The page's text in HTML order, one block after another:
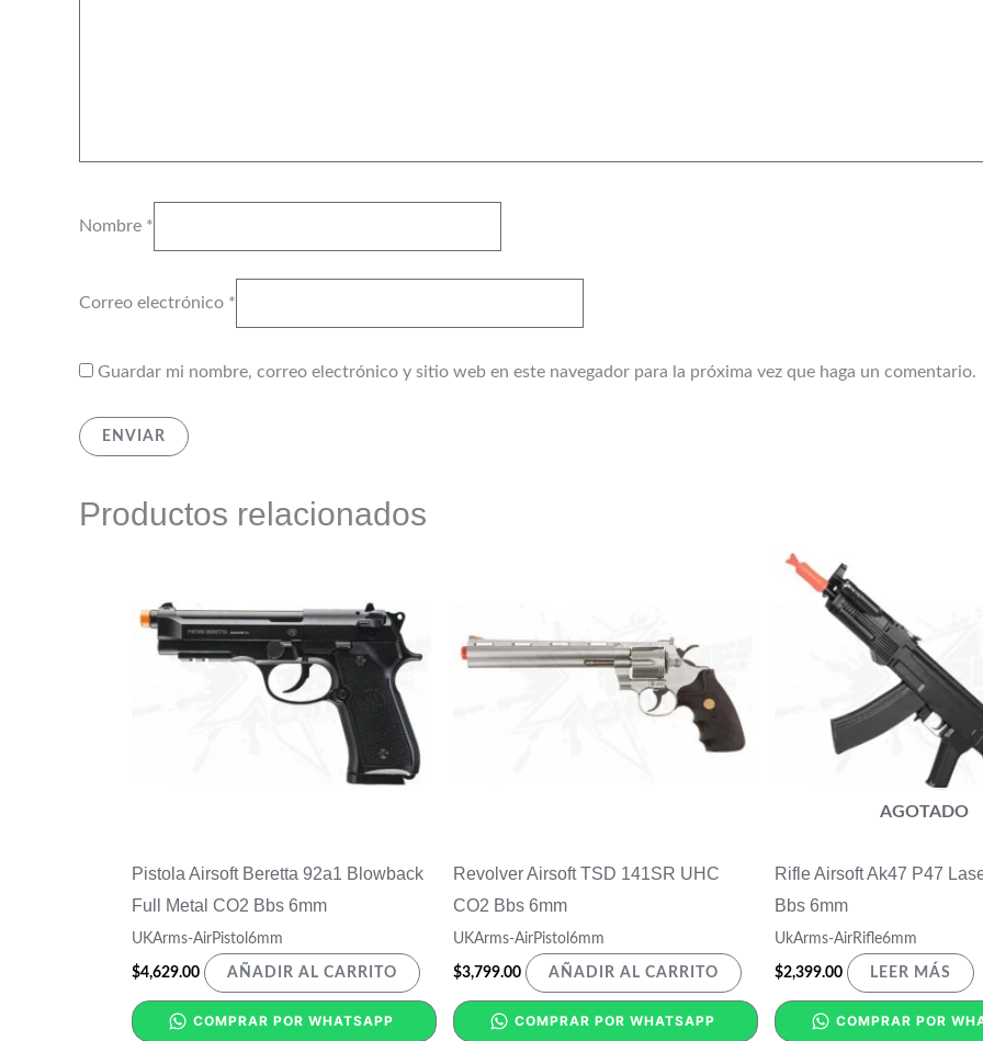
Nombre *
Correo electrónico *
Guardar mi nombre, correo electrónico y sitio web en este navegador para la próxima vez que haga un comentario.
Productos relacionados
Pistola Airsoft Beretta 92a1 Blowback
Full Metal CO2 Bbs 6mm
UKArms-AirPistol6mm
$4,629.00 AÑADIR AL CARRITO
COMPRAR POR WHATSAPP
Revolver Airsoft TSD 141SR UHC
CO2 Bbs 6mm
UKArms-AirPistol6mm
$3,799.00 AÑADIR AL CARRITO
COMPRAR POR WHATSAPP
AGOTADO
Rifle Airsoft Ak47 P47
Bbs 6mm
UkArms-AirRifle6mm
$2,399.00 LEER MÁS
COMPRAR POR